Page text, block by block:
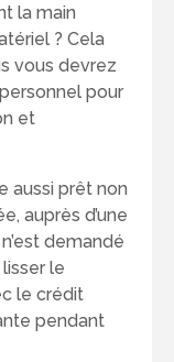
la main
? Cela
vous devrez
pour
et
aussi prêt non
auprès d’une
demandé
le
le crédit
pendant